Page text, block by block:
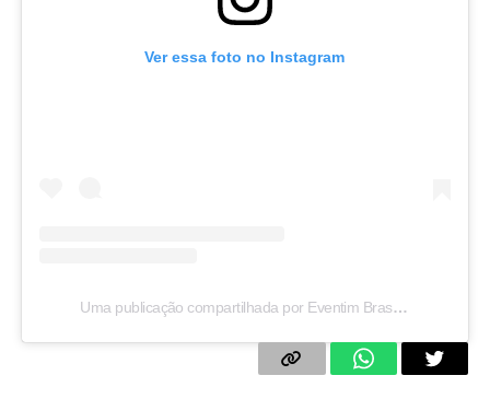
Ver essa foto no Instagram
Uma publicação compartilhada por Eventim Brasil (@eventimbrasil)